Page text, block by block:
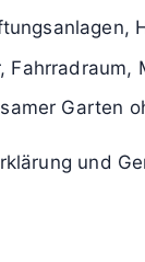
Fahrradraum,
Garten
und